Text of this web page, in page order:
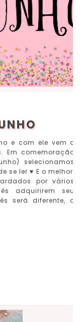
e com ele vem o
Em comemoração
selecionamos
se ler ♥ E o melhor,
por vários
adquirirem seu
será diferente, o